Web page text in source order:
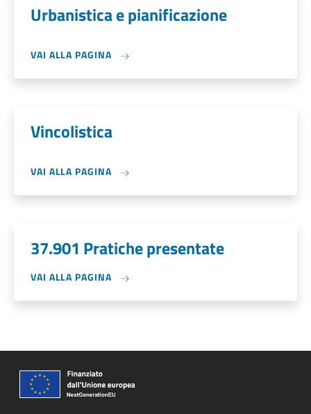
Urbanistica e pianificazione
VAI ALLA PAGINA
Vincolistica
VAI ALLA PAGINA
37.901 Pratiche presentate
VAI ALLA PAGINA